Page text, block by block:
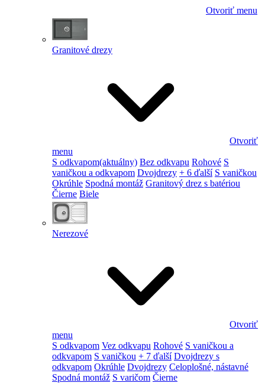
Otvoriť menu
Granitové drezy
Otvoriť
menu
S odkvapom(aktuálny) Bez odkvapu Rohové S
vaničkou a odkvapom Dvojdrezy + 6 ďalší S vaničkou
Okrúhle Spodná montáž Granitový drez s batériou
Čierne Biele
Nerezové
Otvoriť
menu
S odkvapom Vez odkvapu Rohové S vaničkou a
odkvapom S vaničkou + 7 ďalší Dvojdrezy s
odkvapom Okrúhle Dvojdrezy Celoplošné, nástavné
Spodná montáž S varičom Čierne